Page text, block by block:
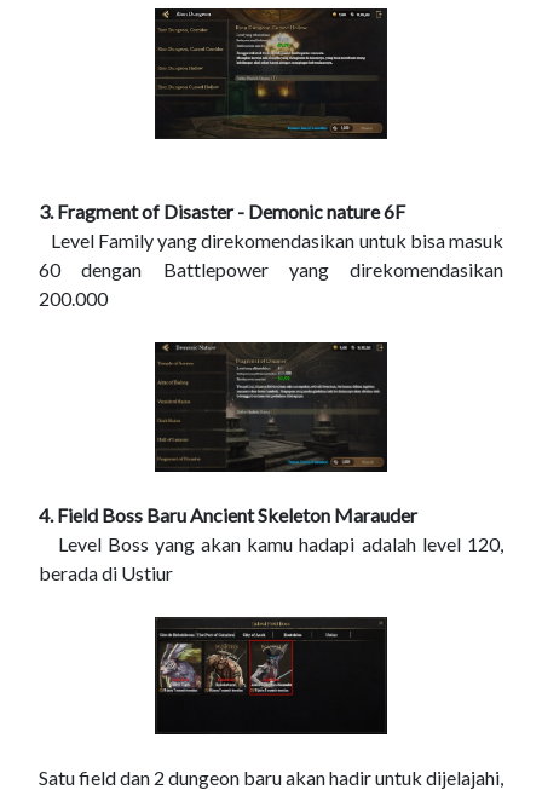
3. Fragment of Disaster - Demonic nature 6F
Level Family yang direkomendasikan untuk bisa masuk
60 dengan Battlepower yang direkomendasikan
200.000
4. Field Boss Baru Ancient Skeleton Marauder
Level Boss yang akan kamu hadapi adalah level 120,
berada di Ustiur
Satu field dan 2 dungeon baru akan hadir untuk dijelajahi,